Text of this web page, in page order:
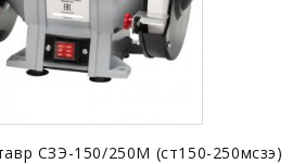
СЗЭ-150/250М (ст150-250мсзэ)